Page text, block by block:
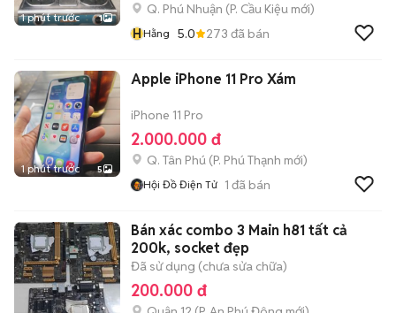
1 phút trước 1
Q. Phú Nhuận (P. Cầu Kiệu mới)
HHằng 5.0 273 đã bán
1 phút trước 5
Apple iPhone 11 Pro Xám
iPhone 11 Pro
2.000.000 đ
Q. Tân Phú (P. Phú Thạnh mới)
Hội Đồ Điện Tử 1 đã bán
Bán xác combo 3 Main h81 tất cả
200k, socket đẹp
Đã sử dụng (chưa sửa chữa)
200.000 đ